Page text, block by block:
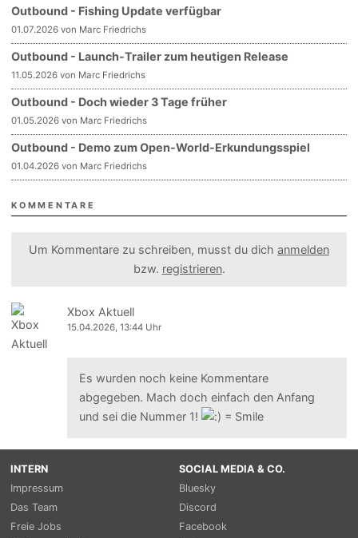
Outbound - Fishing Update verfügbar
01.07.2026 von Marc Friedrichs
Outbound - Launch-Trailer zum heutigen Release
11.05.2026 von Marc Friedrichs
Outbound - Doch wieder 3 Tage früher
01.05.2026 von Marc Friedrichs
Outbound - Demo zum Open-World-Erkundungsspiel
01.04.2026 von Marc Friedrichs
KOMMENTARE
Um Kommentare zu schreiben, musst du dich anmelden
bzw. registrieren.
Xbox Aktuell
15.04.2026, 13:44 Uhr
Es wurden noch keine Kommentare
abgegeben. Mach doch einfach den Anfang
und sei die Nummer 1!
INTERN
Impressum
Das Team
Freie Jobs
SOCIAL MEDIA & CO.
Bluesky
Discord
Facebook